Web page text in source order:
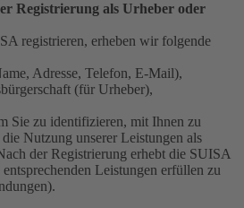
Registrierung als Urheber oder
registrieren, erheben wir folgende
Adresse, Telefon, E-Mail),
(für Urheber),
Sie zu identifizieren, mit Ihnen zu
Nutzung unserer Leistungen als
der Registrierung erhebt die SUISA
Leistungen erfüllen zu